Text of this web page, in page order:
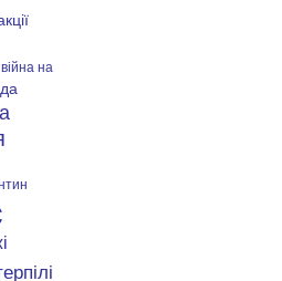
війна на